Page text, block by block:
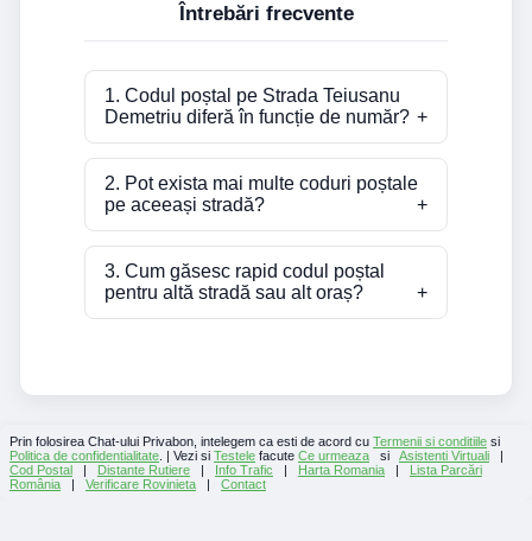
Întrebări frecvente
1. Codul poștal pe Strada Teiusanu
Demetriu diferă în funcție de număr?
2. Pot exista mai multe coduri poștale
pe aceeași stradă?
3. Cum găsesc rapid codul poștal
pentru altă stradă sau alt oraș?
Prin folosirea Chat-ului Privabon, intelegem ca esti de acord cu Termenii si conditiile si
Politica de confidentialitate . | Vezi si Testele facute Ce urmeaza si Asistenti Virtuali |
Cod Postal | Distante Rutiere | Info Trafic | Harta Romania | Lista Parcări
România | Verificare Rovinieta | Contact